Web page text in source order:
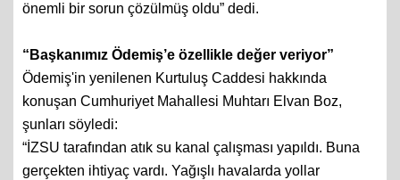
önemli bir sorun çözülmüş oldu” dedi.
“Başkanımız Ödemiş’e özellikle değer veriyor”
Ödemiş'in yenilenen Kurtuluş Caddesi hakkında
konuşan Cumhuriyet Mahallesi Muhtarı Elvan Boz,
şunları söyledi:
“İZSU tarafından atık su kanal çalışması yapıldı. Buna
gerçekten ihtiyaç vardı. Yağışlı havalarda yollar